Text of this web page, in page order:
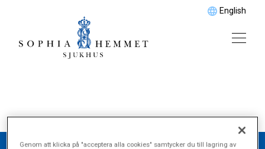
English
Genom att klicka på "acceptera alla cookies" samtycker du till lagring av